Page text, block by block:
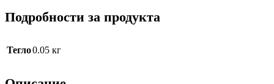
Подробности за продукта
Тегло0.05 кг